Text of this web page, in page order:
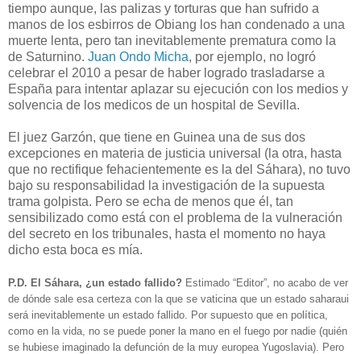
tiempo aunque, las palizas y torturas que han sufrido a
manos de los esbirros de Obiang los han condenado a una
muerte lenta, pero tan inevitablemente prematura como la
de Saturnino. Juan Ondo Micha, por ejemplo, no logró
celebrar el 2010 a pesar de haber logrado trasladarse a
España para intentar aplazar su ejecución con los medios y
solvencia de los medicos de un hospital de Sevilla.
El juez Garzón, que tiene en Guinea una de sus dos
excepciones en materia de justicia universal (la otra, hasta
que no rectifique fehacientemente es la del Sáhara), no tuvo
bajo su responsabilidad la investigación de la supuesta
trama golpista. Pero se echa de menos que él, tan
sensibilizado como está con el problema de la vulneración
del secreto en los tribunales, hasta el momento no haya
dicho esta boca es mía.
P.D. El Sáhara, ¿un estado fallido? Estimado “Editor”, no acabo de ver
de dónde sale esa certeza con la que se vaticina que un estado saharaui
será inevitablemente un estado fallido. Por supuesto que en política,
como en la vida, no se puede poner la mano en el fuego por nadie (quién
se hubiese imaginado la defunción de la muy europea Yugoslavia). Pero